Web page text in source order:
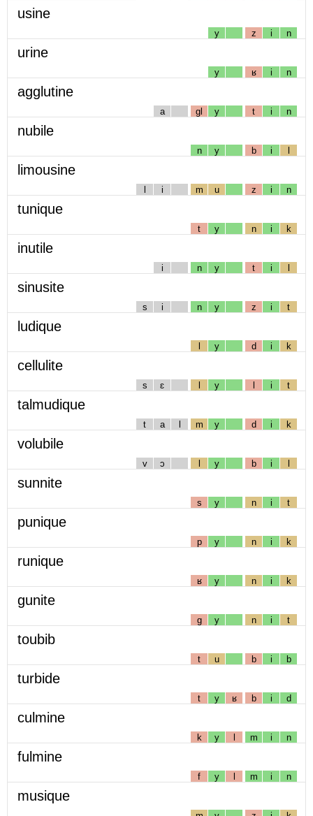
usine
y z i n
urine
y ʁ i n
agglutine
a gl y t i n
nubile
n y b i l
limousine
l i m u z i n
tunique
t y n i k
inutile
i n y t i l
sinusite
s i n y z i t
ludique
l y d i k
cellulite
s ɛ l y l i t
talmudique
t a l m y d i k
volubile
v ɔ l y b i l
sunnite
s y n i t
punique
p y n i k
runique
ʁ y n i k
gunite
g y n i t
toubib
t u b i b
turbide
t y ʁ b i d
culmine
k y l m i n
fulmine
f y l m i n
musique